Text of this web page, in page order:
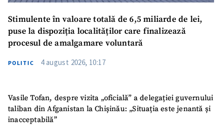
Stimulente în valoare totală de 6,5 miliarde de lei,
puse la dispoziția localităților care finalizează
procesul de amalgamare voluntară
POLITIC 4 august 2026, 10:17
Vasile Tofan, despre vizita „oficială” a delegației guvernului
taliban din Afganistan la Chișinău: „Situația este jenantă și
inacceptabilă”